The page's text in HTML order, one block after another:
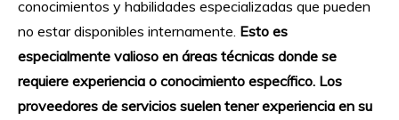
conocimientos y habilidades especializadas que pueden
no estar disponibles internamente. Esto es
especialmente valioso en áreas técnicas donde se
requiere experiencia o conocimiento específico. Los
proveedores de servicios suelen tener experiencia en su